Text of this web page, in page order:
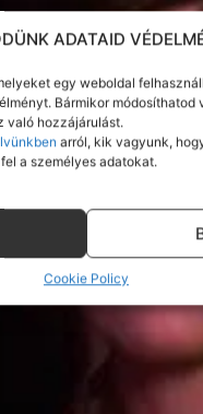
ADATAID
egy weboldal
Bármikor módosíthatod
való hozzájárulást.
arról, kik vagyunk,
a személyes adatokat.
Cookie Policy
this content